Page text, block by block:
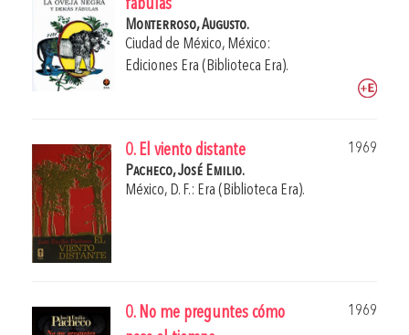
fábulas
Monterroso, Augusto.
Ciudad de México, México:
Ediciones Era (Biblioteca Era).
0. El viento distante
1969
Pacheco, José Emilio.
México, D. F.: Era (Biblioteca Era).
0. No me preguntes cómo
1969